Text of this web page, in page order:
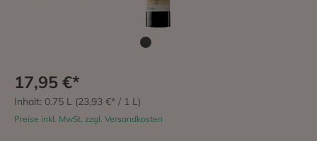
17,95 €*
Inhalt: 0.75 L (23,93 €* / 1 L)
Preise inkl. MwSt. zzgl. Versandkosten